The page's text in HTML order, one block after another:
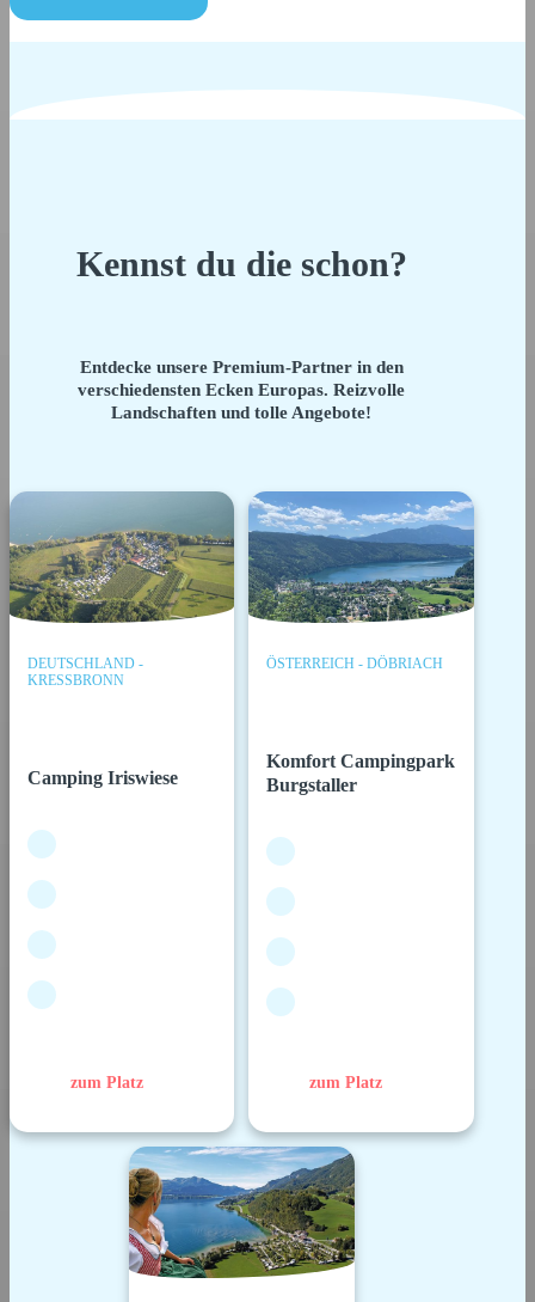
Kennst du die schon?
Entdecke unsere Premium-Partner in den
verschiedensten Ecken Europas. Reizvolle
Landschaften und tolle Angebote!
DEUTSCHLAND -
KRESSBRONN
Camping Iriswiese
zum Platz
ÖSTERREICH - DÖBRIACH
Komfort Campingpark
Burgstaller
zum Platz